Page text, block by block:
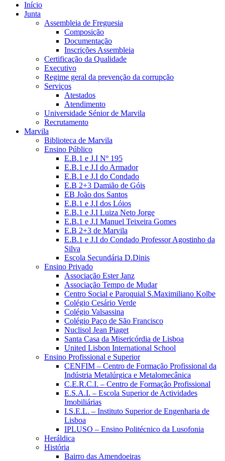
Início
Junta
Assembleia de Freguesia
Composição
Documentação
Inscrições Assembleia
Certificação da Qualidade
Executivo
Regime geral da prevenção da corrupção
Serviços
Atestados
Atendimento
Universidade Sénior de Marvila
Recrutamento
Marvila
Biblioteca de Marvila
Ensino Público
E.B.1 e J.I Nº 195
E.B.1 e J.I do Armador
E.B.1 e J.I do Condado
E.B 2+3 Damião de Góis
EB João dos Santos
E.B.1 e J.I dos Lóios
E.B.1 e J.I Luiza Neto Jorge
E.B.1 e J.I Manuel Teixeira Gomes
E.B 2+3 de Marvila
E.B.1 e J.I do Condado Professor Agostinho da
Silva
Escola Secundária D.Dinis
Ensino Privado
Associação Ester Janz
Associação Tempo de Mudar
Centro Social e Paroquial S.Maximiliano Kolbe
Colégio Cesário Verde
Colégio Valsassina
Colégio Paço de São Francisco
Nuclisol Jean Piaget
Santa Casa da Misericórdia de Lisboa
United Lisbon International School
Ensino Profissional e Superior
CENFIM – Centro de Formação Profissional da
Indústria Metalúrgica e Metalomecânica
C.E.R.C.I. – Centro de Formação Profissional
E.S.A.I. – Escola Superior de Actividades
Imobiliárias
I.S.E.L. – Instituto Superior de Engenharia de
Lisboa
IPLUSO – Ensino Politécnico da Lusofonia
Heráldica
História
Bairro das Amendoeiras